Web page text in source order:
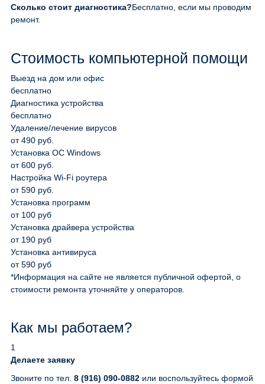
Сколько стоит диагностика?Бесплатно, если мы проводим
ремонт.
Стоимость компьютерной помощи
Выезд на дом или офис
бесплатно
Диагностика устройства
бесплатно
Удаление/лечение вирусов
от 490 руб.
Установка ОС Windows
от 600 руб.
Настройка Wi-Fi роутера
от 590 руб.
Установка программ
от 100 руб
Установка драйвера устройства
от 190 руб
Установка антивируса
от 590 руб
*Информация на сайте не является публичной офертой, о
стоимости ремонта уточняйте у операторов.
Как мы работаем?
1
Делаете заявку
Звоните по тел. 8 (916) 090-0882 или воспользуйтесь формой